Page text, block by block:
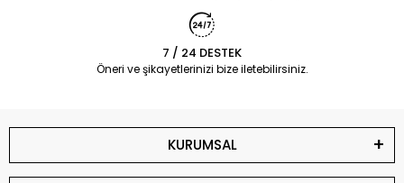
7 / 24 DESTEK
Öneri ve şikayetlerinizi bize iletebilirsiniz.
KURUMSAL